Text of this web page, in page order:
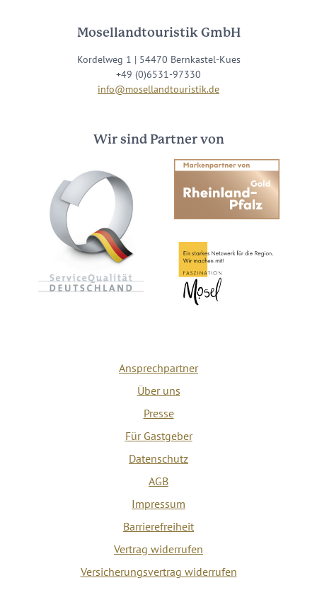
Mosellandtouristik GmbH
Kordelweg 1 | 54470 Bernkastel-Kues
+49 (0)6531-97330
info@mosellandtouristik.de
Wir sind Partner von
Ansprechpartner
Über uns
Presse
Für Gastgeber
Datenschutz
AGB
Impressum
Barrierefreiheit
Vertrag widerrufen
Versicherungsvertrag widerrufen